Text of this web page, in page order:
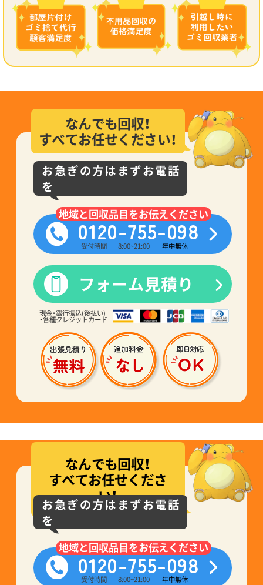
なんでも回収！
すべてお任せください！
お急ぎの方はまずお電話
を
0120-755-098
地域と回収品目をお伝えください
受付時間 8:00~21:00 年中無休
フォーム見積り
現金・銀行振込(後払い)
・各種クレジットカード
なんでも回収！
すべてお任せくださ
い！
お急ぎの方はまずお電話
を
地域と回収品目をお伝えください
0120-755-098
受付時間 8:00~21:00 年中無休